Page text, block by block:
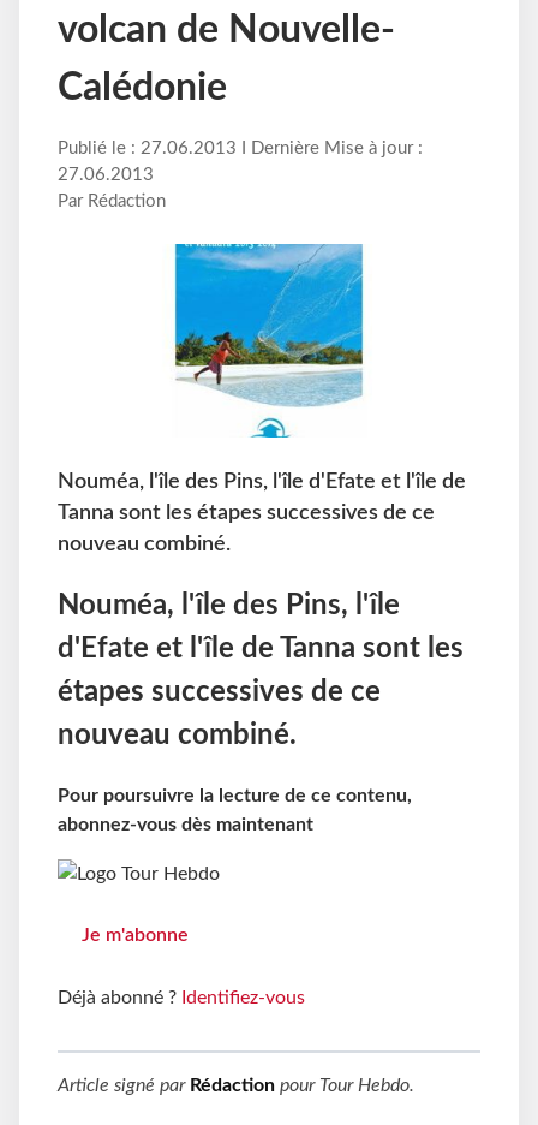
volcan de Nouvelle-
Calédonie
Publié le : 27.06.2013 I Dernière Mise à jour :
27.06.2013
Par Rédaction
Nouméa, l'île des Pins, l'île d'Efate et l'île de
Tanna sont les étapes successives de ce
nouveau combiné.
Nouméa, l'île des Pins, l'île
d'Efate et l'île de Tanna sont les
étapes successives de ce
nouveau combiné.
Pour poursuivre la lecture de ce contenu,
abonnez-vous dès maintenant
Je m'abonne
Déjà abonné ? Identifiez-vous
Article signé par Rédaction pour Tour Hebdo.